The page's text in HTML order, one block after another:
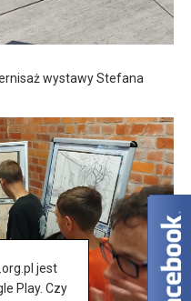
wystawy Stefana
jest
Play. Czy